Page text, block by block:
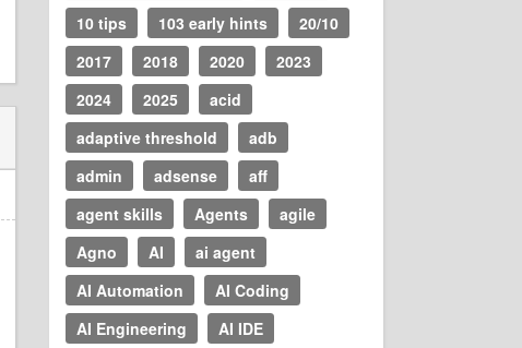
10 tips
103 early hints
20/10
2017
2018 2020
2023
2024
2025
acid
adaptive threshold
adb
admin
adsense
aff
agent skills
Agents
agile
Agno
AI
ai agent
AI Automation
AI Coding
AI Engineering
AI IDE